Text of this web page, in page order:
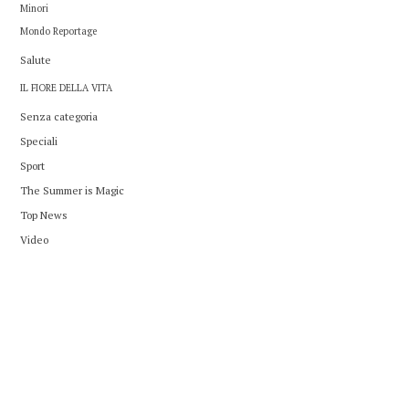
Minori
Mondo Reportage
Salute
IL FIORE DELLA VITA
Senza categoria
Speciali
Sport
The Summer is Magic
Top News
Video